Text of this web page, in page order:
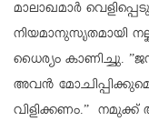
മാലാഖമാര്‍
നിയമാനുസൃതമായി
ധൈര്യം കാണിച്ചു.
അവന്‍
വിളിക്കണം.”